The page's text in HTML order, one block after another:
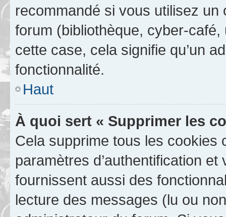
recommandé si vous utilisez
forum (bibliothèque, cyber-
cette case, cela signifie qu’un
fonctionnalité.
Haut
À quoi sert « Supprimer les
Cela supprime tous les cookies
paramètres d’authentification
fournissent aussi des
lecture des messages (lu ou